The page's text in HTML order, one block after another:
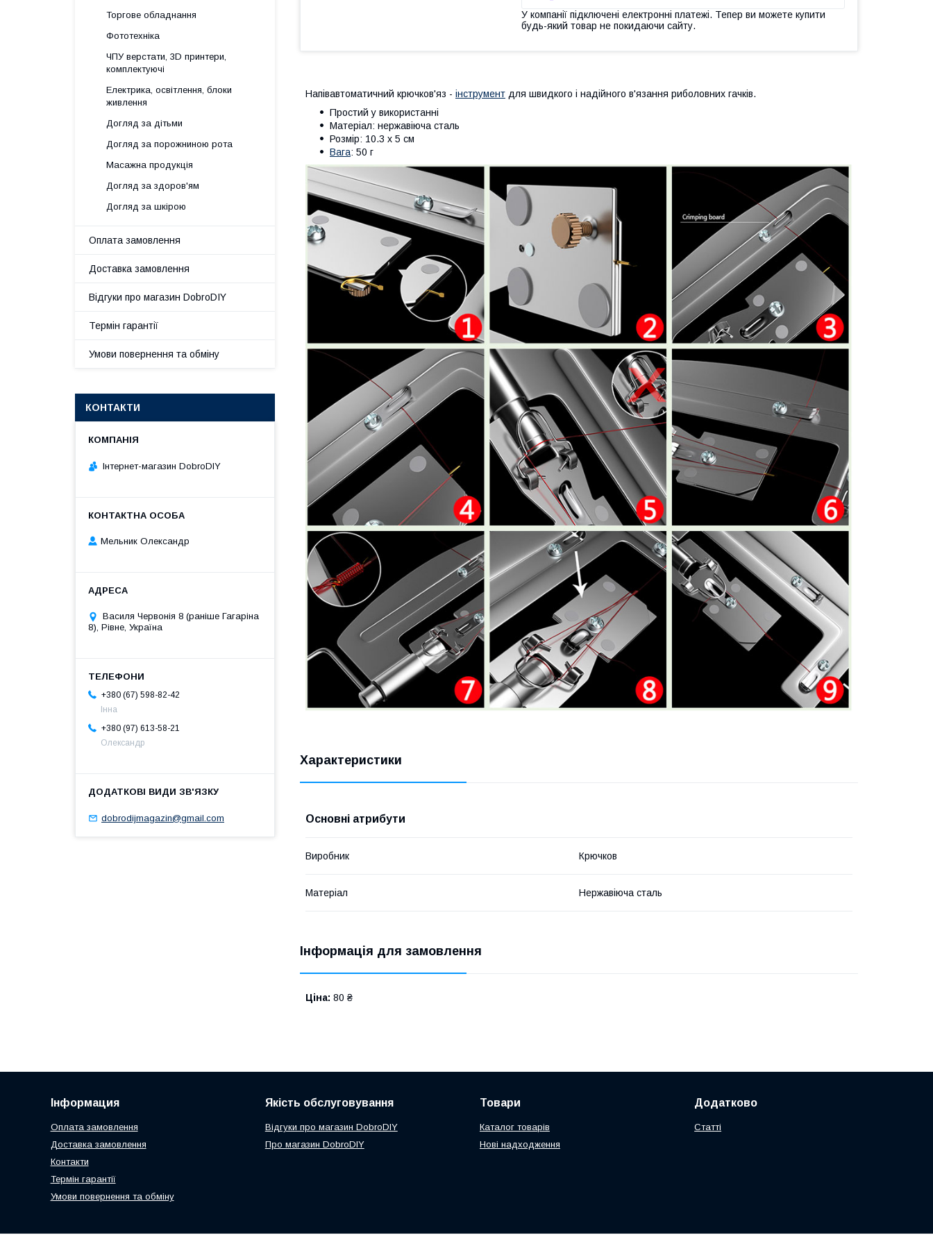
У компанії підключені електронні платежі. Тепер ви можете купити
будь-який товар не покидаючи сайту.
Напівавтоматичний крючков'яз - інструмент для швидкого і надійного в'язання риболовних гачків.
Простий у використанні
Матеріал: нержавіюча сталь
Розмір: 10.3 х 5 см
Вага: 50 г
Характеристики
Основні атрибути
Виробник Крючков
Матеріал Нержавіюча сталь
Інформація для замовлення
Ціна: 80 ₴
Торгове обладнання
Фототехніка
ЧПУ верстати, 3D принтери,
комплектуючі
Електрика, освітлення, блоки
живлення
Догляд за дітьми
Догляд за порожниною рота
Масажна продукція
Догляд за здоров'ям
Догляд за шкірою
Оплата замовлення
Доставка замовлення
Відгуки про магазин DobroDIY
Термін гарантії
Умови повернення та обміну
КОНТАКТИ
Інтернет-магазин DobroDIY
Мельник Олександр
Василя Червонія 8 (раніше Гагаріна
8), Рівне, Україна
+380 (67) 598-82-42
Інна
+380 (97) 613-58-21
Олександр
dobrodijmagazin@gmail.com
Інформация
Оплата замовлення
Доставка замовлення
Контакти
Термін гарантії
Умови повернення та обміну
Якість обслуговування
Відгуки про магазин DobroDIY
Про магазин DobroDIY
Товари
Каталог товарів
Нові надходження
Додатково
Статті